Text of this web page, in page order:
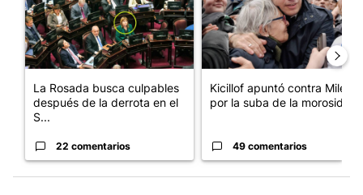
La Rosada busca culpables
después de la derrota en el
S...
22 comentarios
Kicillof apuntó contra Milei
por la suba de la morosida...
49 comentarios